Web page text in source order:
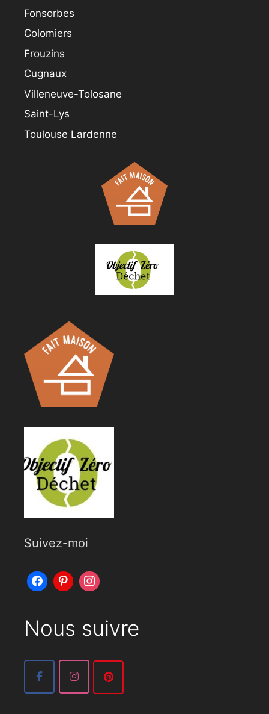
Fonsorbes
Colomiers
Frouzins
Cugnaux
Villeneuve-Tolosane
Saint-Lys
Toulouse Lardenne
Suivez-moi
Nous suivre